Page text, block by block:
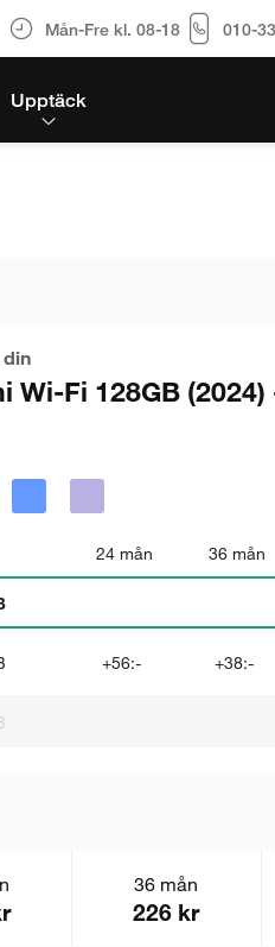
Mån-Fre kl. 08-18 010-
Upptäck
din
Wi-Fi 128GB
24 mån 36 mån
+56:- +38:-
36 mån
226 kr